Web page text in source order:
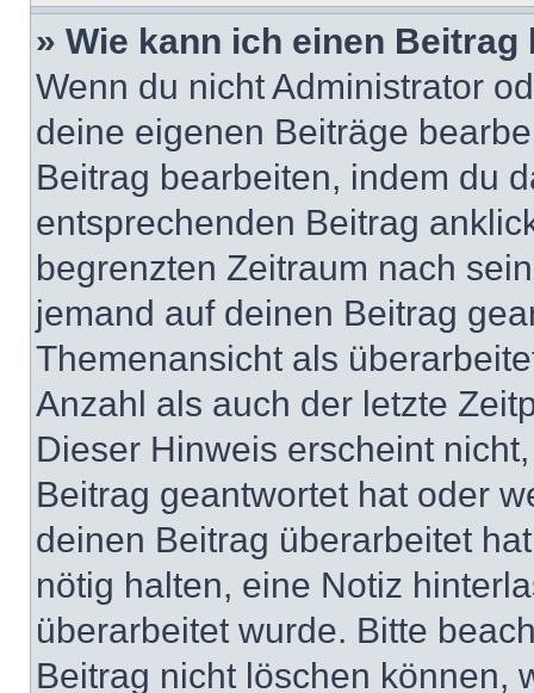
» Wie kann ich einen
Wenn du nicht Administrator
deine eigenen Beiträge
Beitrag bearbeiten, indem du
entsprechenden Beitrag
begrenzten Zeitraum nach
jemand auf deinen Beitrag
Themenansicht als
Anzahl als auch der letzte
Dieser Hinweis erscheint
Beitrag geantwortet hat oder
deinen Beitrag überarbeitet
nötig halten, eine Notiz
überarbeitet wurde. Bitte
Beitrag nicht löschen können,